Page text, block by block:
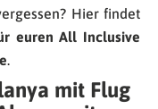
Hier findet
euren All Inclusive
.
mit Flug